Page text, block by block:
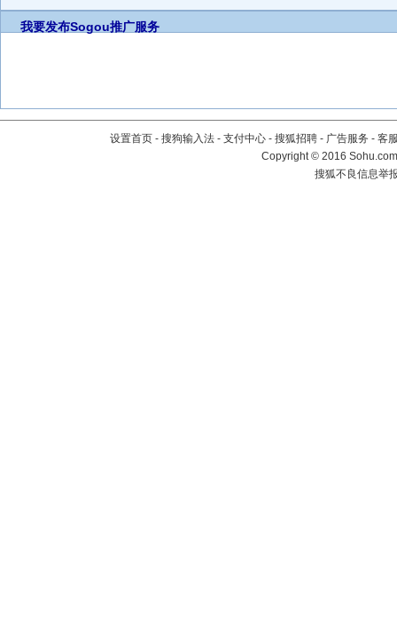
我要发布Sogou推广服务
设置首页 - 搜狗输入法 - 支付中心 - 搜狐招聘 - 广告服务 - 客
Copyright©2016
搜狐不良信息举